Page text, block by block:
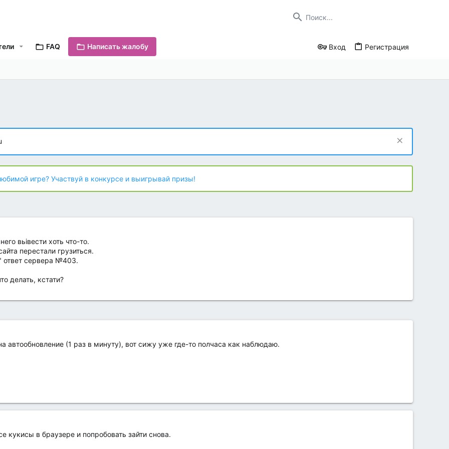
FAQ Написать жалобу Вход Регистрация
игре? Участвуй в конкурсе и выигрывай призы!
вьівести хоть что-то.
перестали грузиться.
ответ сервера №403.
делать, кстати?
автообновление (1 раз в минуту), вот сижу уже где-то полчаса как наблюдаю.
кукисы в браузере и попробовать зайти снова.